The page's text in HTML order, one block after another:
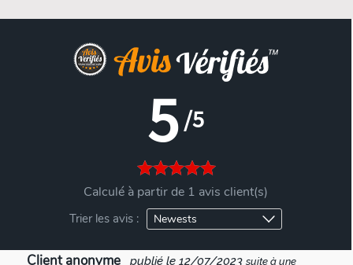
5/5
Calculé à partir de 1 avis client(s)
Trier les avis :
Client anonyme publié le 12/07/2023 suite à une